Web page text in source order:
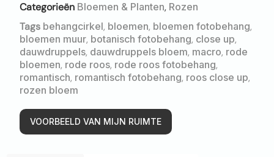
Categorieën Bloemen & Planten, Rozen
Tags behangcirkel, bloemen, bloemen fotobehang,
bloemen muur, botanisch fotobehang, close up,
dauwdruppels, dauwdruppels bloem, macro, rode
bloemen, rode roos, rode roos fotobehang,
romantisch, romantisch fotobehang, roos close up,
rozen bloem
VOORBEELD VAN MIJN RUIMTE